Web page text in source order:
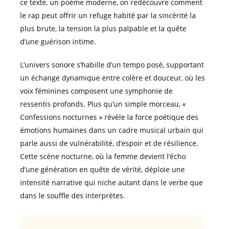
ce texte, un poème moderne, on redécouvre comment
le rap peut offrir un refuge habité par la sincérité la
plus brute, la tension la plus palpable et la quête
d’une guérison intime.
L’univers sonore s’habille d’un tempo posé, supportant
un échange dynamique entre colère et douceur, où les
voix féminines composent une symphonie de
ressentis profonds. Plus qu’un simple morceau, «
Confessions nocturnes » révèle la force poétique des
émotions humaines dans un cadre musical urbain qui
parle aussi de vulnérabilité, d’espoir et de résilience.
Cette scène nocturne, où la femme devient l’écho
d’une génération en quête de vérité, déploie une
intensité narrative qui niche autant dans le verbe que
dans le souffle des interprètes.